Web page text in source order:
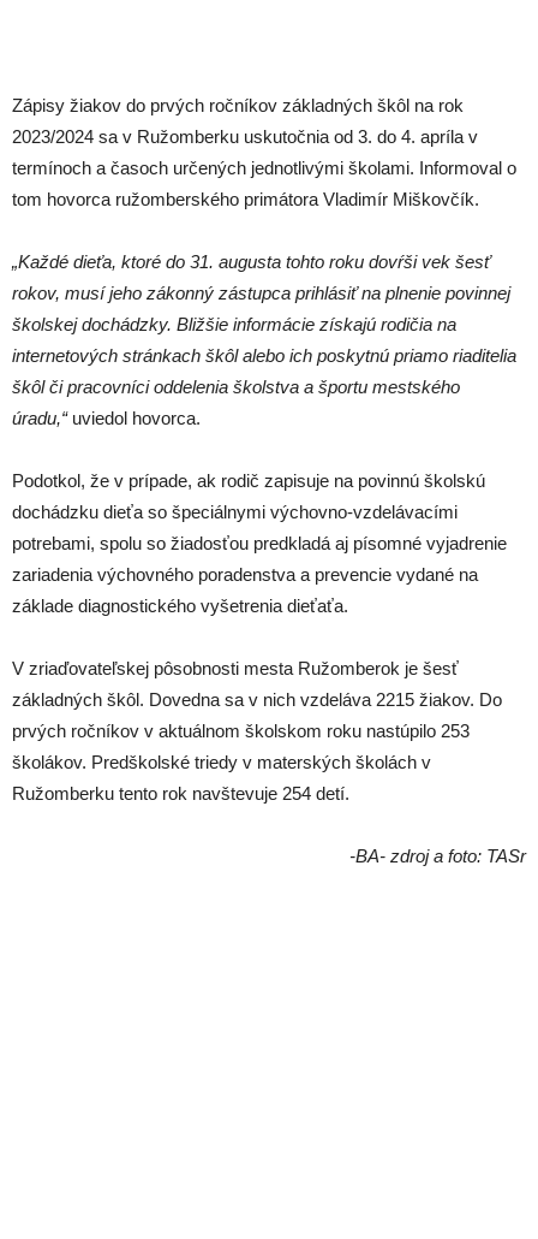
Zápisy žiakov do prvých ročníkov základných škôl na rok
2023/2024 sa v Ružomberku uskutočnia od 3. do 4. apríla v
termínoch a časoch určených jednotlivými školami. Informoval o
tom hovorca ružomberského primátora Vladimír Miškovčík.
„Každé dieťa, ktoré do 31. augusta tohto roku dovŕši vek šesť
rokov, musí jeho zákonný zástupca prihlásiť na plnenie povinnej
školskej dochádzky. Bližšie informácie získajú rodičia na
internetových stránkach škôl alebo ich poskytnú priamo riaditelia
škôl či pracovníci oddelenia školstva a športu mestského
úradu,“uviedol hovorca.
Podotkol, že v prípade, ak rodič zapisuje na povinnú školskú
dochádzku dieťa so špeciálnymi výchovno-vzdelávacími
potrebami, spolu so žiadosťou predkladá aj písomné vyjadrenie
zariadenia výchovného poradenstva a prevencie vydané na
základe diagnostického vyšetrenia dieťaťa.
V zriaďovateľskej pôsobnosti mesta Ružomberok je šesť
základných škôl. Dovedna sa v nich vzdeláva 2215 žiakov. Do
prvých ročníkov v aktuálnom školskom roku nastúpilo 253
školákov. Predškolské triedy v materských školách v
Ružomberku tento rok navštevuje 254 detí.
-BA- zdroj a foto: TASr